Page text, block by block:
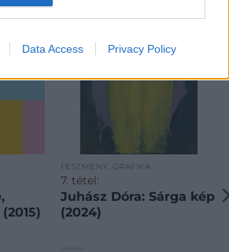
Data Access Privacy Policy
FESTMÉNY, GRAFIKA
7. tétel:
Juhász Dóra: Sárga kép
(2024)